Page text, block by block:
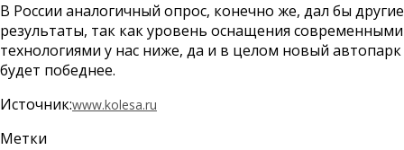
В России аналогичный опрос, конечно же, дал бы другие
результаты, так как уровень оснащения современными
технологиями у нас ниже, да и в целом новый автопарк
будет победнее.
Источник:www.kolesa.ru
Метки